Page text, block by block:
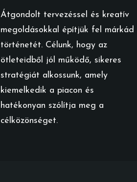
Átgondolt tervezéssel és kreatív
megoldásokkal építjük fel márkád
történetét. Célunk, hogy az
ötleteidből jól működő, sikeres
stratégiát alkossunk, amely
kiemelkedik a piacon és
hatékonyan szólítja meg a
célközönséget.